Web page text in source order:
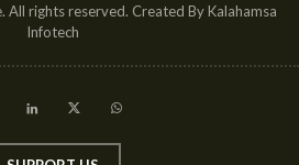
rights reserved. Created By Kalahamsa
Infotech